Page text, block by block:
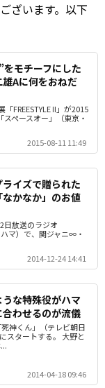
ざいます。以下
モチーフにした
Aに何をおねだ
FREESTYLE II」が2015
ペースオー」（東京・
2015-08-11 11:49
イズで贈られた
かなか」のお値
日放送のラジオ
ハマ）で、関ジャニ∞・
2014-12-24 14:41
な特殊役がハマ
わせるのが流儀
神くん」（テレビ朝日
スタートする。 大野と
2014-04-18 09:46